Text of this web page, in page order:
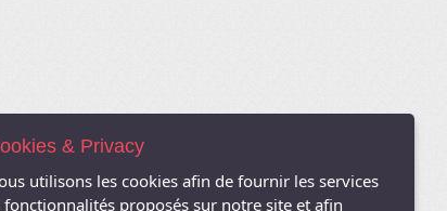
& Privacy
utilisons les cookies afin de fournir les services
fonctionnalités proposés sur notre site et afin